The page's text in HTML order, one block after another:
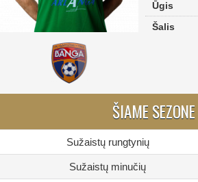
Ūgis
Šalis
ŠIAME SEZONE
Sužaistų rungtynių
Sužaistų minučių